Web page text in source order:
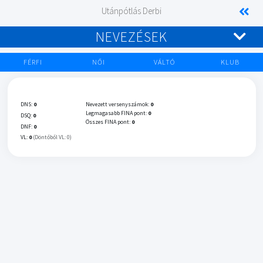
Utánpótlás Derbi
NEVEZÉSEK
FÉRFI NŐI VÁLTÓ KLUB
DNS: 0
DSQ: 0
DNF: 0
VL: 0 (Döntőből VL: 0)
Nevezett versenyszámok: 0
Legmagasabb FINA pont: 0
Összes FINA pont: 0